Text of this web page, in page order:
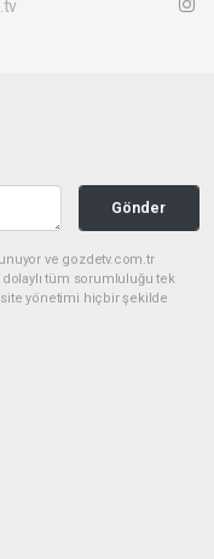
Gönder
ve gozdetv.com.tr
dolaylı tüm sorumluluğu tek
site yönetimi hiçbir şekilde